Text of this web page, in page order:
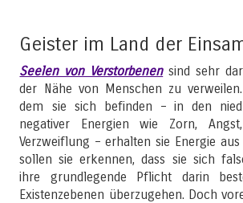
Geister im Land der
Seelen von Verstorbenensind sehr
der Nähe von Menschen zu
dem sie sich befinden – in den
negativer Energien wie Zorn,
Verzweiflung – erhalten sie Energie
sollen sie erkennen, dass sie sich
ihre grundlegende Pflicht darin
Existenzebenen überzugehen. Doch